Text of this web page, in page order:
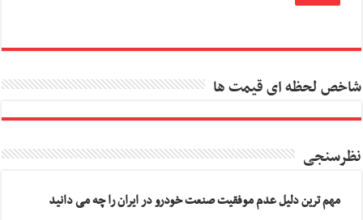
شاخص لحظه ای قیمت ها
نظرسنجی
مهم ترین دلیل عدم موفقیت صنعت خودرو در ایران را چه می دانید